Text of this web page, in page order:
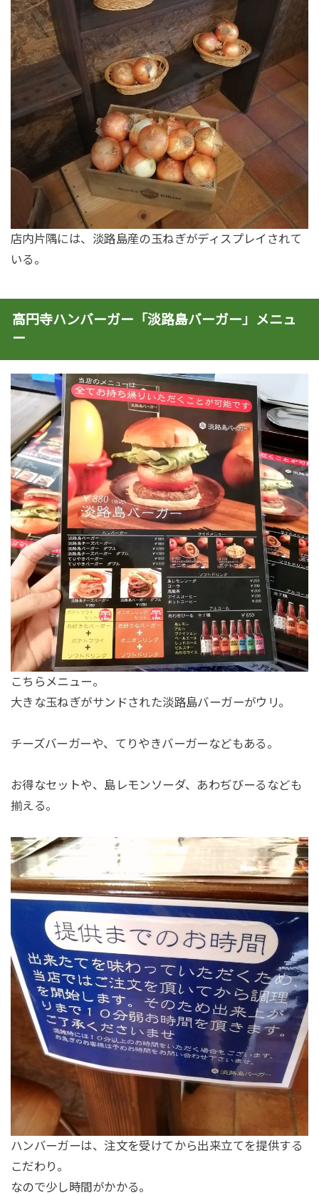
店内片隅には、淡路島産の玉ねぎがディスプレイされて
いる。
高円寺ハンバーガー「淡路島バーガー」メニュ
ー
こちらメニュー。
大きな玉ねぎがサンドされた淡路島バーガーがウリ。
チーズバーガーや、てりやきバーガーなどもある。
お得なセットや、島レモンソーダ、あわぢびーるなども
揃える。
ハンバーガーは、注文を受けてから出来立てを提供する
こだわり。
なので少し時間がかかる。